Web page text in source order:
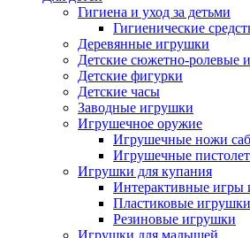
Гигиена и уход за детьми
Гигиенические
Деревянные игрушки
Детские сюжетно-ролевые
Детские фигурки
Детские часы
Заводные игрушки
Игрушечное оружие
Игрушечные ножи
Игрушечные
Игрушки для купания
Интерактивные игры
Пластиковые игрушки
Резиновые игрушки
Игрушки для малышей